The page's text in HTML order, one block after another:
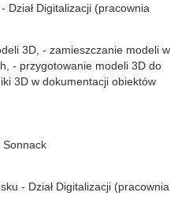
Dział Digitalizacji (pracownia
3D, - zamieszczanie modeli w
- przygotowanie modeli 3D do
3D w dokumentacji obiektów
Sonnack
- Dział Digitalizacji (pracownia